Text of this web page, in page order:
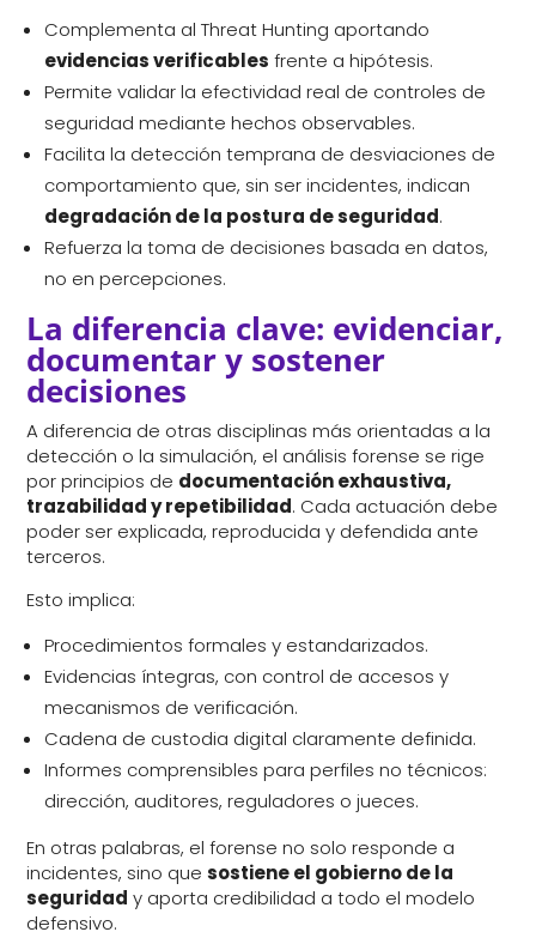
Complementa al Threat Hunting aportando
evidencias verificables frente a hipótesis.
Permite validar la efectividad real de controles de
seguridad mediante hechos observables.
Facilita la detección temprana de desviaciones de
comportamiento que, sin ser incidentes, indican
degradación de la postura de seguridad.
Refuerza la toma de decisiones basada en datos,
no en percepciones.
La diferencia clave: evidenciar,
documentar y sostener
decisiones
A diferencia de otras disciplinas más orientadas a la
detección o la simulación, el análisis forense se rige
por principios de documentación exhaustiva,
trazabilidad y repetibilidad. Cada actuación debe
poder ser explicada, reproducida y defendida ante
terceros.
Esto implica:
Procedimientos formales y estandarizados.
Evidencias íntegras, con control de accesos y
mecanismos de verificación.
Cadena de custodia digital claramente definida.
Informes comprensibles para perfiles no técnicos:
dirección, auditores, reguladores o jueces.
En otras palabras, el forense no solo responde a
incidentes, sino quesostiene el gobierno de la
seguridad y aporta credibilidad a todo el modelo
defensivo.